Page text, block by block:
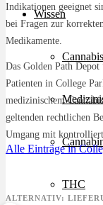
Wissen
THC
Indikationen geeignet
bei Fragen zur
Medikamente.
Das Golden Path
Patienten in College
medizinischem
geltenden rechtlichen
Umgang mit
Alle Einträge in
ALTERNATIV: